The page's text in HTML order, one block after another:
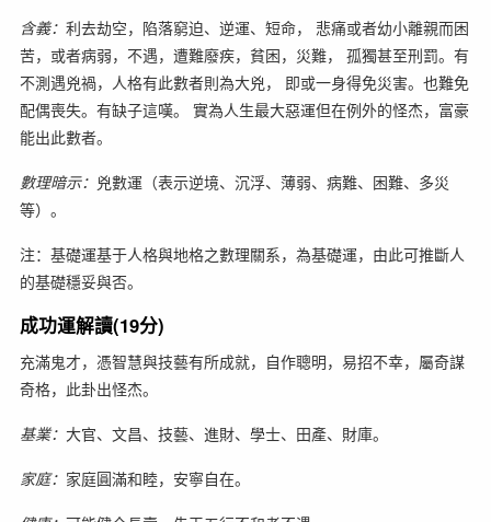
含義： 利去劫空，陷落窮迫、逆運、短命， 悲痛或者幼小離親而困
苦，或者病弱，不遇，遭難廢疾，貧困，災難， 孤獨甚至刑罰。有
不測遇兇禍，人格有此數者則為大兇， 即或一身得免災害。也難免
配偶喪失。有缺子這嘆。 實為人生最大惡運但在例外的怪杰，富豪
能出此數者。
數理暗示： 兇數運（表示逆境、沉浮、薄弱、病難、困難、多災
等）。
注：基礎運基于人格與地格之數理關系，為基礎運，由此可推斷人
的基礎穩妥與否。
成功運解讀(19分)
充滿鬼才，憑智慧與技藝有所成就，自作聰明，易招不幸，屬奇謀
奇格，此卦出怪杰。
基業： 大官、文昌、技藝、進財、學士、田產、財庫。
家庭： 家庭圓滿和睦，安寧自在。